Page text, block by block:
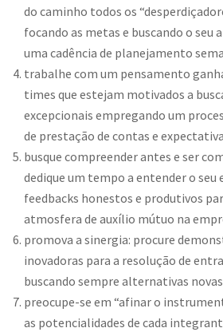
do caminho todos os
focando as metas e buscando o seu
uma cadência de planejamento
trabalhe com um pensamento
times que estejam motivados a
excepcionais empregando um
de prestação de contas e
busque compreender antes e ser
dedique um tempo a entender o
feedbacks honestos e produtivos
atmosfera de auxílio mútuo na
promova a sinergia: procure
inovadoras para a resolução de
buscando sempre alternativas
preocupe-se em “afinar o
as potencialidades de cada